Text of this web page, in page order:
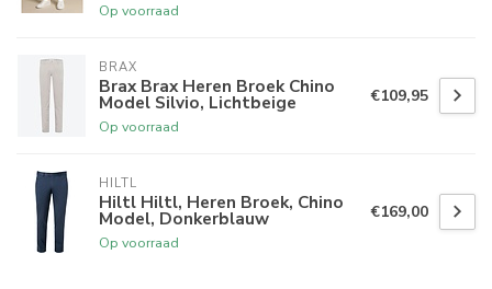
Op voorraad
BRAX
Brax Brax Heren Broek Chino
Model Silvio, Lichtbeige
Op voorraad
€109,95
HILTL
Hiltl Hiltl, Heren Broek, Chino
Model, Donkerblauw
Op voorraad
€169,00